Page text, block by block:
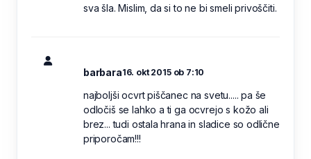
sva šla. Mislim, da si to ne bi smeli privoščiti.
barbara16. okt 2015 ob 7:10
najboljši ocvrt piščanec na svetu..... pa še
odločiš se lahko a ti ga ocvrejo s kožo ali
brez... tudi ostala hrana in sladice so odlične
priporočam!!!